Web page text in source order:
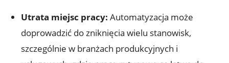
Utrata miejsc pracy: Automatyzacja ‍może
doprowadzić do zniknięcia wielu stanowisk,
szczególnie ⁤w‍ branżach⁣ produkcyjnych i